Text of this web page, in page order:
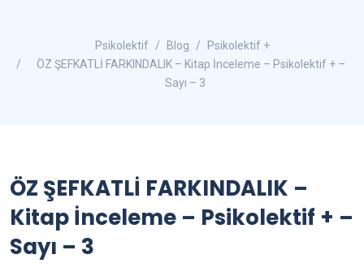
Psikolektif Blog
Psikolektif +
ÖZ ŞEFKATLİ FARKINDALIK – Kitap İnceleme – Psikolektif + –
Sayı – 3
ÖZ ŞEFKATLİ FARKINDALIK –
Kitap İnceleme – Psikolektif + –
Sayı – 3